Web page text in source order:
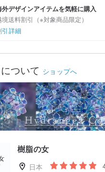
外デザインアイテムを気軽に購入
境送料割引（※対象商品限定）
引詳細
ついて ショップへ
樹脂の女
日本